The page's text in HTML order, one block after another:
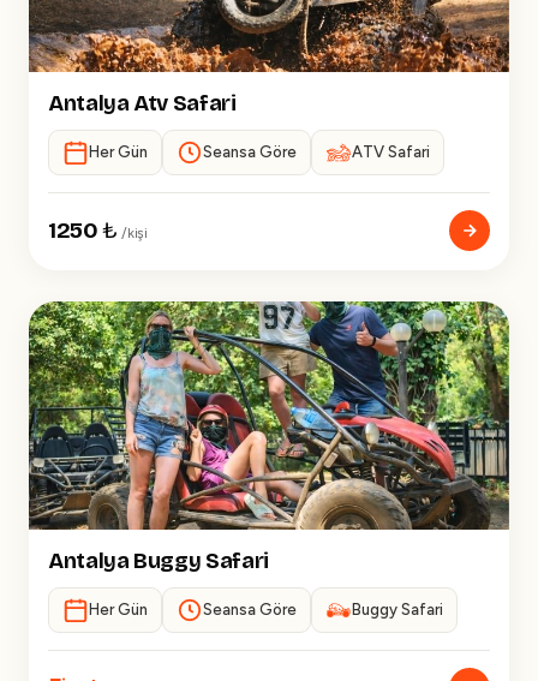
Antalya Atv Safari
Her Gün Seansa Göre ATV Safari
1250₺ /kişi
Antalya Buggy Safari
Her Gün Seansa Göre Buggy Safari